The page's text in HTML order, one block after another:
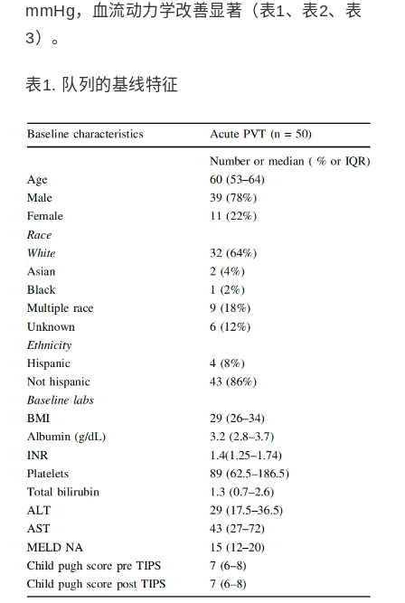
mmHg，血流动力学改善显著（表1、表2、表
3）。
表1. 队列的基线特征